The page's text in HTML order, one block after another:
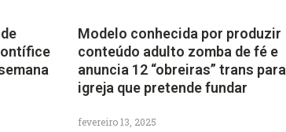
Modelo conhecida por produzir
conteúdo adulto zomba de fé e
anuncia 12 “obreiras” trans para
igreja que pretende fundar
fevereiro 13, 2025